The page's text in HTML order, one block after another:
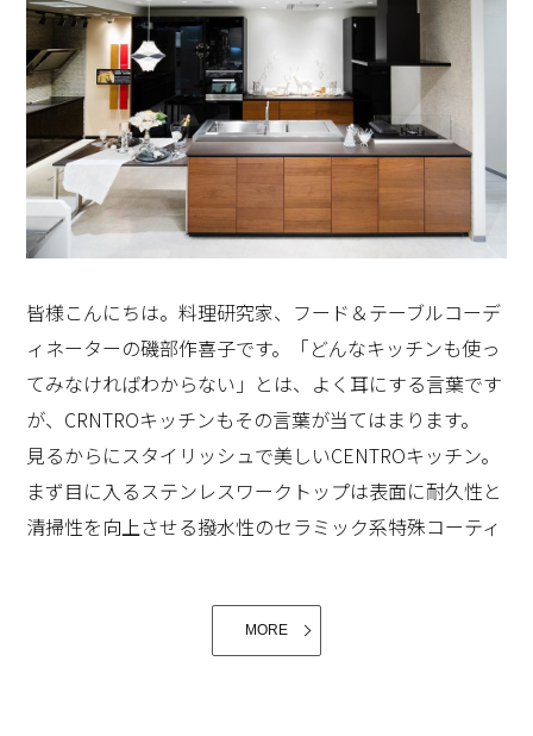
味噌づくり講座にご参加の生徒さんは２０代の味噌づく
り初心者の方から、毎年仕込みますと言われるベテラン
主婦の方まで様々。でも、皆様同じなのは、「味噌作
り、とても楽しかった」「出来上がるのが楽しみ」とい
う喜びの表情や言葉です。自分のためだけではなく、家
族や大切な人のために無心になって味噌を作る姿の美し
さを初めて知り、私自身も、感動を与えて戴きました。
庭でも大活躍してくれています。ご飯を炊くのはもちろ
んですが、低温調理やコンフィなどの下ごしらえ、時間
のかかる煮ものも温度と時間をセットすればあとはお鍋
に任せておけます。この「豚肉のポットロースト」も豚
肩ロースに塩・こしょう・にんにくをまぶしてお鍋で4
面をローストし、玉ねぎ、人参、ごぼうなどのお野菜と
ともに鍋に入れ、ローズマリーを載せてふたをするだ
け。15分後全体を混ぜてさらに10分加熱すれば出来上が
り！！お肉はジューシーに、お野菜もお肉のうまみを吸
って、びくりするくらい甘く美味しく仕上がります。
皆様こんにちは。料理研究家、フード＆テーブルコーデ
ィネーターの磯部作喜子です。「どんなキッチンも使っ
てみなければわからない」とは、よく耳にする言葉です
が、CRNTROキッチンもその言葉が当てはまります。
見るからにスタイリッシュで美しいCENTROキッチン。
まず目に入るステンレスワークトップは表面に耐久性と
清掃性を向上させる撥水性のセラミック系特殊コーティ
いキッチンの繰り返しの使用にもびくともしません。シ
ンクは「流レールシンク」を採用。調理中に出る生ごみ
MORE